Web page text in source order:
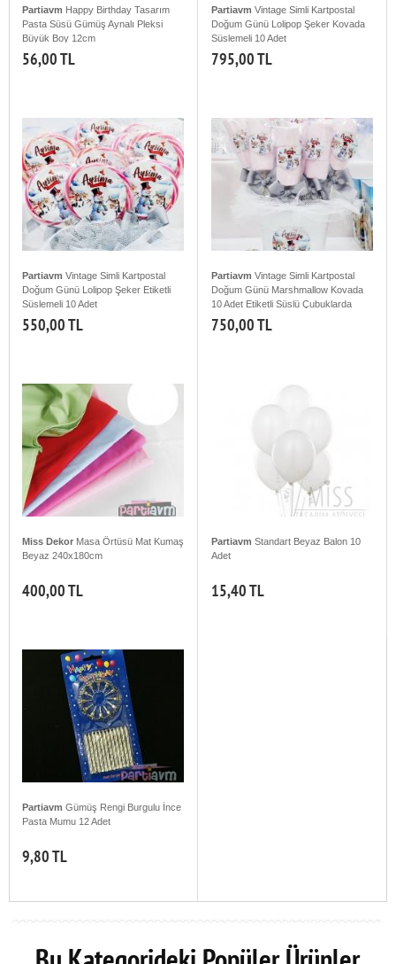
Partiavm Happy Birthday Tasarım
Pasta Süsü Gümüş Aynalı Pleksi
Büyük Boy 12cm
56,00 TL
Partiavm Vintage Simli Kartpostal
Doğum Günü Lolipop Şeker Kovada
Süslemeli 10 Adet
795,00 TL
Partiavm Vintage Simli Kartpostal
Doğum Günü Lolipop Şeker Etiketli
Süslemeli 10 Adet
550,00 TL
Partiavm Vintage Simli Kartpostal
Doğum Günü Marshmallow Kovada
10 Adet Etiketli Süslü Çubuklarda
750,00 TL
Miss Dekor Masa Örtüsü Mat Kumaş
Beyaz 240x180cm
400,00 TL
Partiavm Standart Beyaz Balon 10
Adet
15,40 TL
Partiavm Gümüş Rengi Burgulu İnce
Pasta Mumu 12 Adet
9,80 TL